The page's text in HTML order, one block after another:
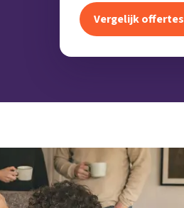
Vergelijk offertes